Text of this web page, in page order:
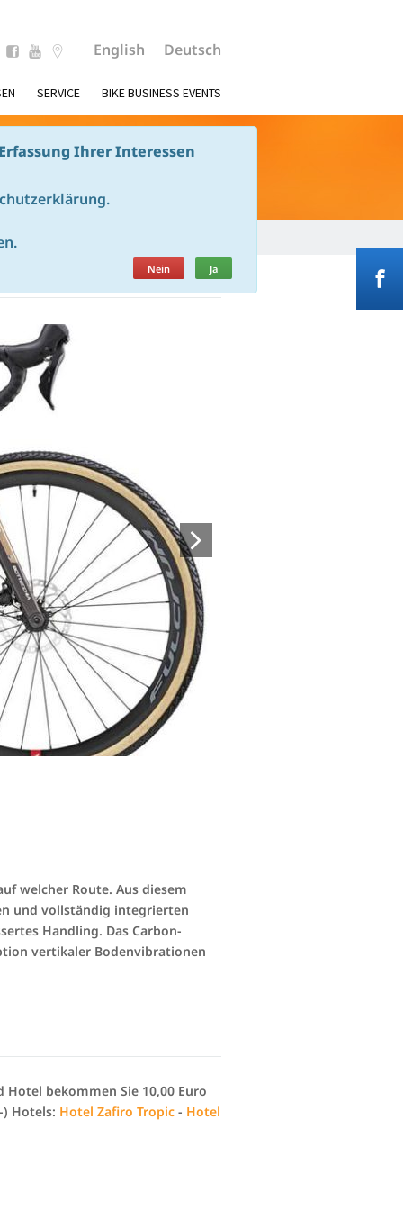
English
Deutsch
SERVICE BIKE BUSINESS EVENTS
welcher Route. Aus diesem
und vollständig integrierten
Handling. Das Carbon-
vertikaler Bodenvibrationen
bekommen Sie 10,00 Euro
Hotels: Hotel Zafiro Tropic - Hotel
Ihrer Interessen
Ja
Nein